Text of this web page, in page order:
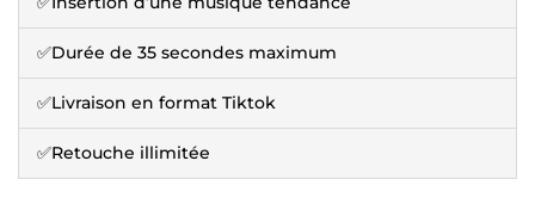
✅Durée de 35 secondes maximum
✅Livraison en format Tiktok
✅Retouche illimitée